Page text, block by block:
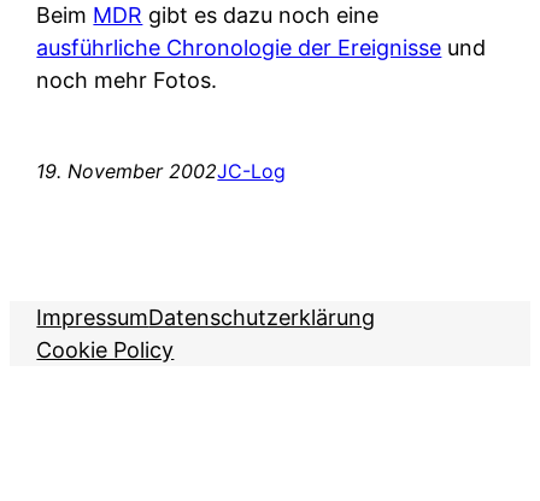
Beim MDR gibt es dazu noch eine
ausführliche Chronologie der Ereignisse und
noch mehr Fotos.
19. November 2002JC-Log
ImpressumDatenschutzerklärung
Cookie Policy